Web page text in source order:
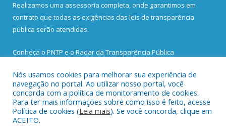
Realizamos uma assessoria completa, onde garantimos em
contrato que todas as exigências das leis de transparência
pública serão atendidas.
Conheça o PNTP e o Radar da Transparência Pública
Todos os direitos reservados a Prefeitura Municipal de Santa
Bárbara do Pará.
Nós usamos cookies para melhorar sua experiência de
navegação no portal. Ao utilizar nosso portal, você
concorda com a política de monitoramento de cookies.
Para ter mais informações sobre como isso é feito, acesse
Política de cookies (Leia mais). Se você concorda, clique em
ACEITO.